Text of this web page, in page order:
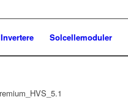
Invertere Solcellemoduler